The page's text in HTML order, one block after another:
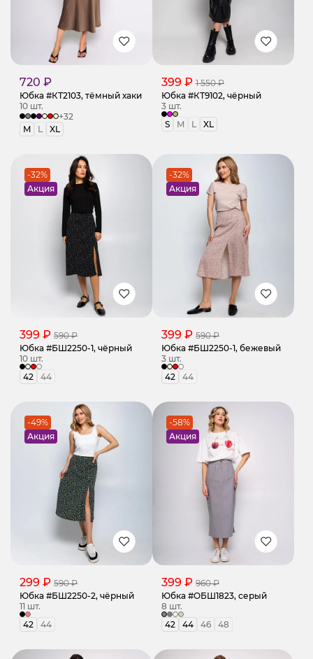
720 ₽
Юбка #КТ2103, тёмный хаки
10 шт.
+32
M
L XL
399 ₽ 1 550 ₽
Юбка #КТ9102, чёрный
3 шт.
S
M L XL
-32%
Акция
399 ₽ 590 ₽
Юбка #БШ2250-1, чёрный
10 шт.
42
44
-32%
Акция
399 ₽ 590 ₽
Юбка #БШ2250-1, бежевый
3 шт.
42
44
-49%
Акция
299 ₽ 590 ₽
Юбка #БШ2250-2, чёрный
11 шт.
42
44
-58%
Акция
399 ₽ 960 ₽
Юбка #ОБШ1823, серый
8 шт.
42
44 46 48